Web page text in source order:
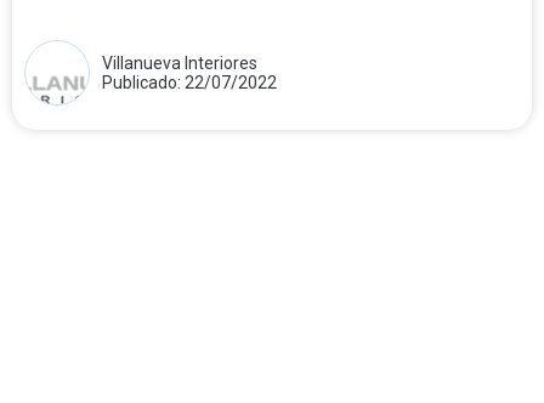
Villanueva Interiores
Publicado: 22/07/2022